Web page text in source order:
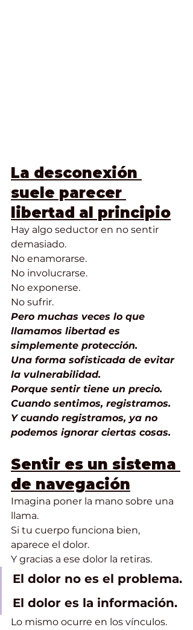
La desconexión
suele parecer
libertad al principio
Hay algo seductor en no sentir
demasiado.
No enamorarse.
No involucrarse.
No exponerse.
No sufrir.
Pero muchas veces lo que
llamamos libertad es
simplemente protección.
Una forma sofisticada de evitar
la vulnerabilidad.
Porque sentir tiene un precio.
Cuando sentimos, registramos.
Y cuando registramos, ya no
podemos ignorar ciertas cosas.
Sentir es un sistema
de navegación
Imagina poner la mano sobre una
llama.
Si tu cuerpo funciona bien,
aparece el dolor.
Y gracias a ese dolor la retiras.
El dolor no es el problema.
El dolor es la información.
Lo mismo ocurre en los vínculos.